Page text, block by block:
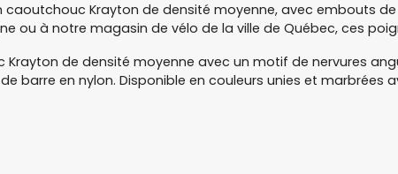
caoutchouc Krayton de densité moyenne, avec embouts
ou à notre magasin de vélo de la ville de Québec, ces
de densité moyenne avec un motif de nervures
en nylon. Disponible en couleurs unies et marbrées